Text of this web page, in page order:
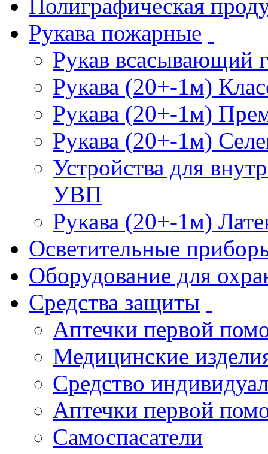
Полиграфическая
Рукава пожарные
Рукав всасывающий
Рукава (20+-1м)
Рукава (20+-1м)
Рукава (20+-1м)
Устройства для
УВП
Рукава (20+-1м)
Осветительные
Оборудование для
Средства защиты
Аптечки первой
Медицинские
Средство
Аптечки первой
Самоспасатели